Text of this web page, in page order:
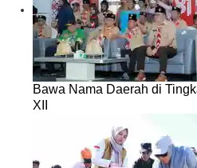
Bawa Nama Daerah di
XII